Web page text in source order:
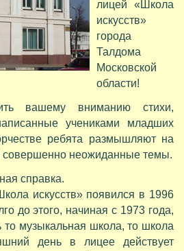
лицей «Школа
искусств»
города
Талдома
Московской
области!
вашему вниманию стихи,
учениками младших
ребята размышляют на
совершенно неожиданные темы.
справка.
искусств» появился в 1996
до этого, начиная с 1973 года,
музыкальная школа, то школа
день в лицее действует